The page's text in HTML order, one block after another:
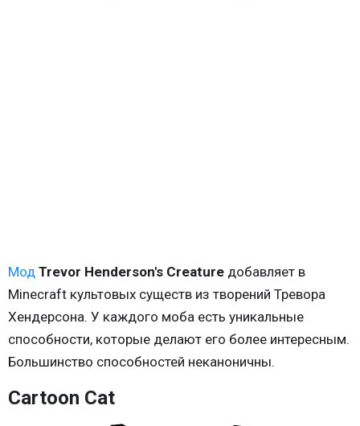
Мод Trevor Henderson's Creature добавляет в
Minecraft культовых существ из творений Тревора
Хендерсона. У каждого моба есть уникальные
способности, которые делают его более интересным.
Большинство способностей неканоничны.
Cartoon Cat